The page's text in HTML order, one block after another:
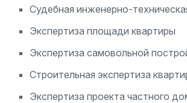
Судебная инженерно-
Экспертиза площади квартиры
Экспертиза самовольной
Строительная экспертиза
Экспертиза проекта частного